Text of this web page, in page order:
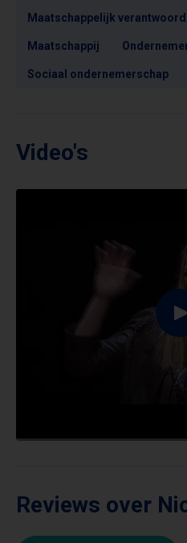
Maatschappelijk
Maatschappij
Sociaal ondernemerschap
Video's
Reviews over